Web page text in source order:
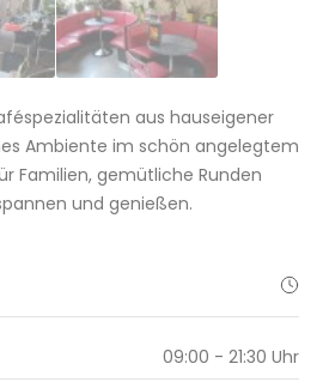
aus hauseigener
Ambiente im schön angelegtem
Familien, gemütliche Runden
und genießen.
09:00 - 21:30 Uhr